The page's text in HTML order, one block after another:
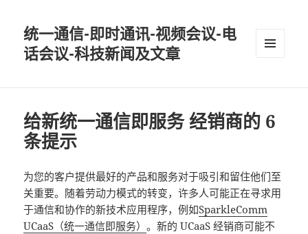
统一通信-即时通讯-视频会议-电
话会议-科技新闻及文章
给新统一通信即服务 经销商的 6
条提示
为您的客户提供最好的产品和服务对于吸引和留住他们至
关重要。随着劳动力模式的转变，许多人可能正在寻求用
于通信和协作的新技术应用程序，例如SparkleComm
UCaaS（统一通信即服务）。新的 UCaaS 经销商可能不